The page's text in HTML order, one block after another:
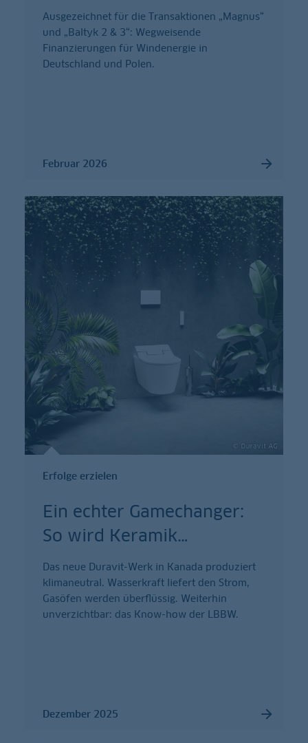
Ausgezeichnet für die Transaktionen „Magnus“
und „Baltyk 2 & 3“: Wegweisende
Finanzierungen für Windenergie in
Deutschland und Polen.
Februar 2026
Erfolge erzielen
Ein echter Gamechanger:
So wird Keramik…
Das neue Duravit-Werk in Kanada produziert
klimaneutral. Wasserkraft liefert den Strom,
Gasöfen werden überflüssig. Weiterhin
unverzichtbar: das Know-how der LBBW.
Dezember 2025